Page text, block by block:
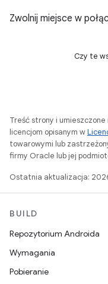
Zwolnij miejsce w
Czy te
Treść strony i
licencjom opisanym w
towarowymi lub
firmy Oracle lub jej
Ostatnia aktualizacja:
BUILD
Repozytorium Androida
Wymagania
Pobieranie